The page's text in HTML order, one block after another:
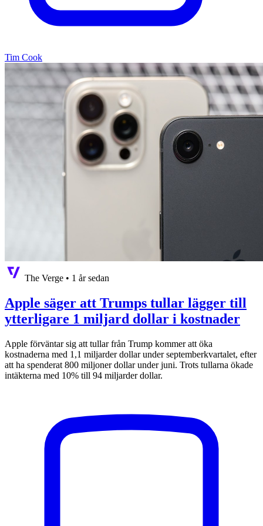
Tim Cook
The Verge • 1 år sedan
Apple säger att Trumps tullar lägger till
ytterligare 1 miljard dollar i kostnader
Apple förväntar sig att tullar från Trump kommer att öka
kostnaderna med 1,1 miljarder dollar under septemberkvartalet, efter
att ha spenderat 800 miljoner dollar under juni. Trots tullarna ökade
intäkterna med 10% till 94 miljarder dollar.